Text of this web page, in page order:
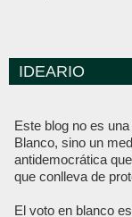
IDEARIO
Este blog no es
Blanco, sino un
antidemocrática
que conlleva de
El voto en blanco